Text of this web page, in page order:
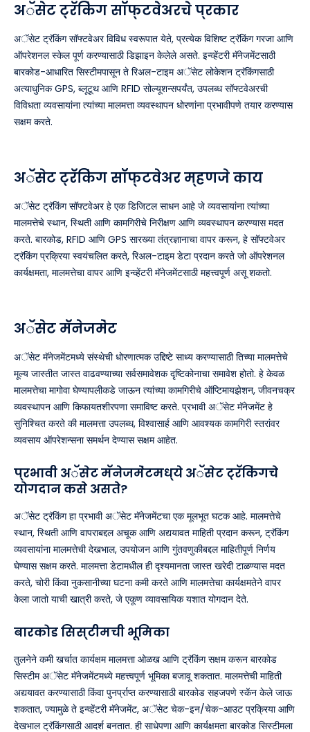
अॅसेट ट्रॅकिंग सॉफ्टवेअरचे प्रकार
अॅसेट ट्रॅकिंग सॉफ्टवेअर विविध स्वरूपात येते, प्रत्येक विशिष्ट ट्रॅकिंग गरजा आणि
ऑपरेशनल स्केल पूर्ण करण्यासाठी डिझाइन केलेले असते. इन्व्हेंटरी मॅनेजमेंटसाठी
बारकोड-आधारित सिस्टीमपासून ते रिअल-टाइम अॅसेट लोकेशन ट्रॅकिंगसाठी
अत्याधुनिक GPS, ब्लूटूथ आणि RFID सोल्यूशन्सपर्यंत, उपलब्ध सॉफ्टवेअरची
विविधता व्यवसायांना त्यांच्या मालमत्ता व्यवस्थापन धोरणांना प्रभावीपणे तयार करण्यास
सक्षम करते.
अॅसेट ट्रॅकिंग सॉफ्टवेअर म्हणजे काय
अॅसेट ट्रॅकिंग सॉफ्टवेअर हे एक डिजिटल साधन आहे जे व्यवसायांना त्यांच्या
मालमत्तेचे स्थान, स्थिती आणि कामगिरीचे निरीक्षण आणि व्यवस्थापन करण्यास मदत
करते. बारकोड, RFID आणि GPS सारख्या तंत्रज्ञानाचा वापर करून, हे सॉफ्टवेअर
ट्रॅकिंग प्रक्रिया स्वयंचलित करते, रिअल-टाइम डेटा प्रदान करते जो ऑपरेशनल
कार्यक्षमता, मालमत्तेचा वापर आणि इन्व्हेंटरी मॅनेजमेंटसाठी महत्त्वपूर्ण असू शकतो.
अॅसेट मॅनेजमेंट
अॅसेट मॅनेजमेंटमध्ये संस्थेची धोरणात्मक उद्दिष्टे साध्य करण्यासाठी तिच्या मालमत्तेचे
मूल्य जास्तीत जास्त वाढवण्याच्या सर्वसमावेशक दृष्टिकोनाचा समावेश होतो. हे केवळ
मालमत्तेचा मागोवा घेण्यापलीकडे जाऊन त्यांच्या कामगिरीचे ऑप्टिमायझेशन, जीवनचक्र
व्यवस्थापन आणि किफायतशीरपणा समाविष्ट करते. प्रभावी अॅसेट मॅनेजमेंट हे
सुनिश्चित करते की मालमत्ता उपलब्ध, विश्वासार्ह आणि आवश्यक कामगिरी स्तरांवर
व्यवसाय ऑपरेशन्सना समर्थन देण्यास सक्षम आहेत.
प्रभावी अॅसेट मॅनेजमेंटमध्ये अॅसेट ट्रॅकिंगचे
योगदान कसे असते?
अॅसेट ट्रॅकिंग हा प्रभावी अॅसेट मॅनेजमेंटचा एक मूलभूत घटक आहे. मालमत्तेचे
स्थान, स्थिती आणि वापराबद्दल अचूक आणि अद्ययावत माहिती प्रदान करून, ट्रॅकिंग
व्यवसायांना मालमत्तेची देखभाल, उपयोजन आणि गुंतवणुकीबद्दल माहितीपूर्ण निर्णय
घेण्यास सक्षम करते. मालमत्ता डेटामधील ही दृश्यमानता जास्त खरेदी टाळण्यास मदत
करते, चोरी किंवा नुकसानीच्या घटना कमी करते आणि मालमत्तेचा कार्यक्षमतेने वापर
केला जातो याची खात्री करते, जे एकूण व्यावसायिक यशात योगदान देते.
बारकोड सिस्टीमची भूमिका
तुलनेने कमी खर्चात कार्यक्षम मालमत्ता ओळख आणि ट्रॅकिंग सक्षम करून बारकोड
सिस्टीम अॅसेट मॅनेजमेंटमध्ये महत्त्वपूर्ण भूमिका बजावू शकतात. मालमत्तेची माहिती
अद्ययावत करण्यासाठी किंवा पुनर्प्राप्त करण्यासाठी बारकोड सहजपणे स्कॅन केले जाऊ
शकतात, ज्यामुळे ते इन्व्हेंटरी मॅनेजमेंट, अॅसेट चेक-इन/चेक-आउट प्रक्रिया आणि
देखभाल ट्रॅकिंगसाठी आदर्श बनतात. ही साधेपणा आणि कार्यक्षमता बारकोड सिस्टीमला